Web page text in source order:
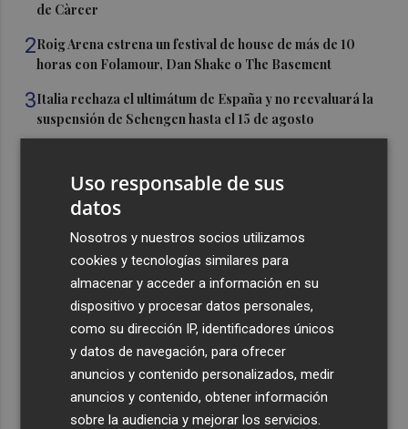
de Càrcer
2Roig Arena estrena un festival de house de más de 10
horas con Folamour, Dan Shake o The Basement
3Italia rechaza el ultimátum de España y no reevaluará la
suspensión de Schengen hasta el 15 de agosto
"desestabilizar" ninguna causa "que afectara a los
intereses del PSOE"
Castelló acogerá la obra "Helios y Selene" de la
compañía Te Falta Calle: será creada para el eclipse
Recibe toda la actualidad de
Plaza Podcast en tu correo
Uso responsable de sus
datos
Nosotros y nuestros socios utilizamos
cookies y tecnologías similares para
almacenar y acceder a información en su
dispositivo y procesar datos personales,
como su dirección IP, identificadores únicos
y datos de navegación, para ofrecer
anuncios y contenido personalizados, medir
anuncios y contenido, obtener información
sobre la audiencia y mejorar los servicios.